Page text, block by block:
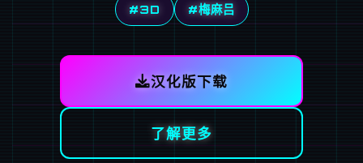
#3D #梅麻吕
汉化版下载
了解更多